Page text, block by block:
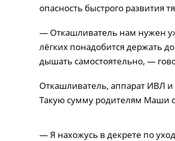
опасность быстрого развития
— Откашливатель нам нужен
лёгких понадобится держать
дышать самостоятельно, —
Откашливатель, аппарат ИВЛ
Такую сумму родителям Маши
— Я нахожусь в декрете по